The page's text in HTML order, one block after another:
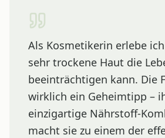
Als Kosmetikerin erlebe
sehr trockene Haut die
beeinträchtigen kann. Die
wirklich ein Geheimtipp –
einzigartige Nährstoff-
macht sie zu einem der